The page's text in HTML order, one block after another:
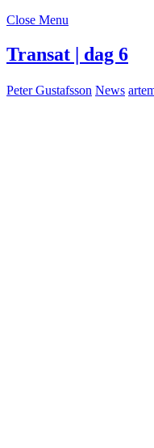
Close Menu
Transat | dag 6
Peter Gustafsson News